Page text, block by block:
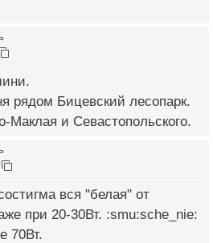
рядом Бицевский лесопарк.
Маклая и Севастопольского.
вся "белая" от
при 20-30Вт. :smu:sche_nie:
70Вт.